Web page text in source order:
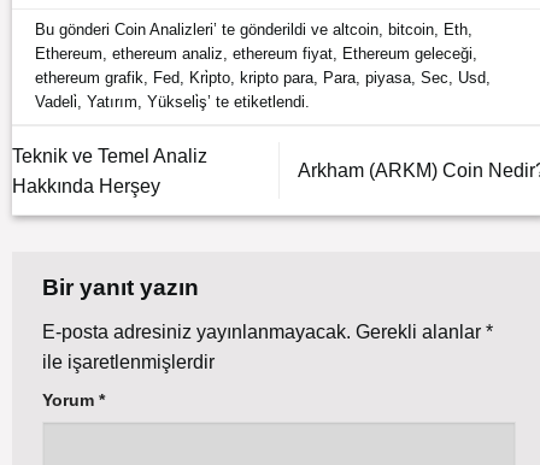
Bu gönderiCoin Analizleri’ te gönderildi vealtcoin ,bitcoin Eth
Ethereum ,ethereum analiz ,ethereum fiyat Ethereum geleceği
ethereum grafik
Fed Kri̇pto ,kripto para Para ,piyasa ,Sec Usd
Vadeli̇ ,Yatırım ,Yükseli̇ş’ te etiketlendi.
Teknik ve Temel Analiz
Hakkında Herşey
Arkham (ARKM) Coin
Bir yanıt yazın
E-posta adresiniz yayınlanmayacak. Gerekli alanlar *
ile işaretlenmişlerdir
Yorum *